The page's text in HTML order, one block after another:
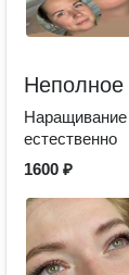
естественно
1600 ₽